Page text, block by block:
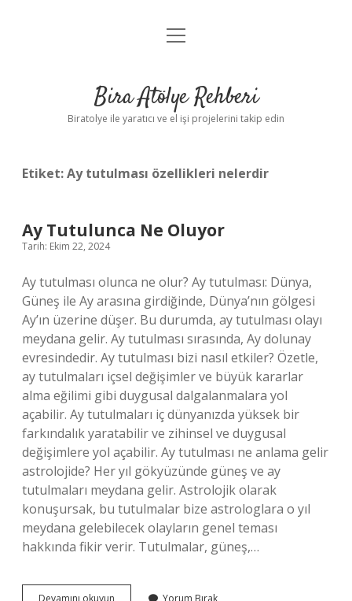
Anasayfa
Yasal Uyarı
menüyü
Bira Atölye Rehberi
Biratolye ile yaratıcı ve el işi projelerini takip edin
Etiket:Ay tutulması özellikleri nelerdir
Ay Tutulunca Ne Oluyor
Tarih: Ekim 22, 2024
Ay tutulması olunca ne olur? Ay tutulması: Dünya,
Güneş ile Ay arasına girdiğinde, Dünya’nın gölgesi
Ay’ın üzerine düşer. Bu durumda, ay tutulması olayı
meydana gelir. Ay tutulması sırasında, Ay dolunay
evresindedir. Ay tutulması bizi nasıl etkiler? Özetle,
ay tutulmaları içsel değişimler ve büyük kararlar
alma eğilimi gibi duygusal dalgalanmalara yol
açabilir. Ay tutulmaları iç dünyanızda yüksek bir
farkındalık yaratabilir ve zihinsel ve duygusal
değişimlere yol açabilir. Ay tutulması ne anlama gelir
astrolojide? Her yıl gökyüzünde güneş ve ay
tutulmaları meydana gelir. Astrolojik olarak
konuşursak, bu tutulmalar bize astrologlara o yıl
meydana gelebilecek olayların genel teması
hakkında fikir verir. Tutulmalar, güneş,…
Devamını okuyun Yorum Bırak